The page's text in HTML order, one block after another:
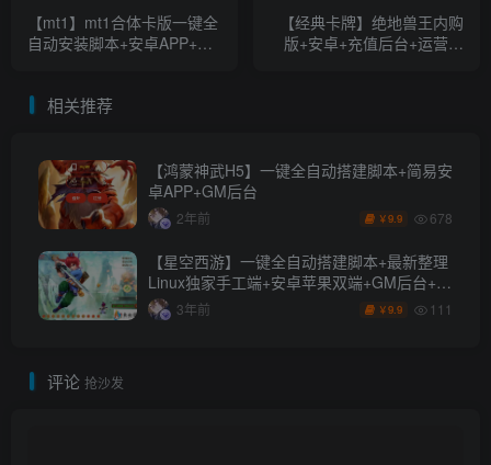
【mt1】mt1合体卡版一键全
自动安装脚本+安卓APP+简
【经典卡牌】绝地兽王内购
版+安卓+充值后台+运营后
相关推荐
【鸿蒙神武H5】一键全自动搭建脚本+简易安
卓APP+GM后台
2年前 ￥9.9 678
【星空西游】一键全自动搭建脚本+最新整理
Linux独家手工端+安卓苹果双端+GM后台+详
细搭建教程+全套源码
3年前 ￥9.9 111
评论 抢沙发